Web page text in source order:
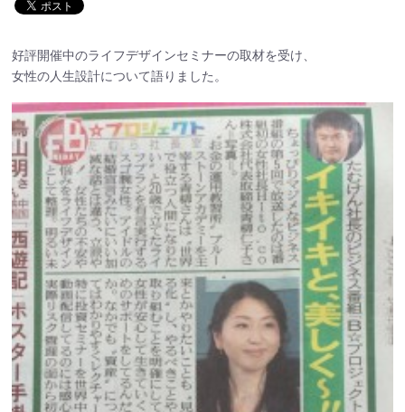
好評開催中のライフデザインセミナーの取材を受け、
女性の人生設計について語りました。